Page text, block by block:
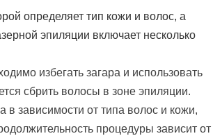
определяет тип кожи и волос, а
эпиляции включает несколько
избегать загара и использовать
сбрить волосы в зоне эпиляции.
в зависимости от типа волос и кожи,
процедуры зависит от